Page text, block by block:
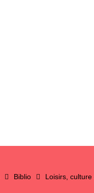
Biblio Loisirs,